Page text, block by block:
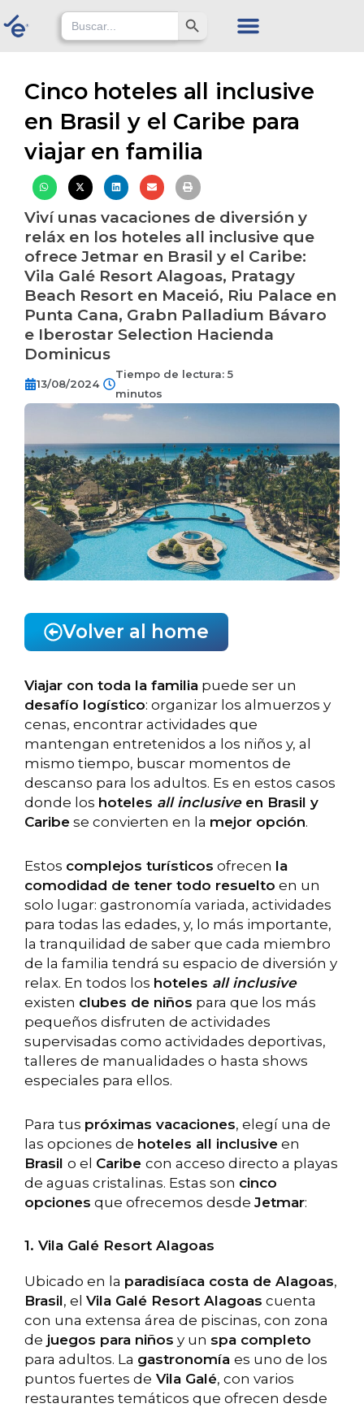
to
Search
for:
Search Button
Cinco hoteles all inclusive
en Brasil y el Caribe para
viajar en familia
Viví unas vacaciones de diversión y
reláx en los hoteles all inclusive que
ofrece Jetmar en Brasil y el Caribe:
Vila Galé Resort Alagoas, Pratagy
Beach Resort en Maceió, Riu Palace en
Punta Cana, Grabn Palladium Bávaro
e Iberostar Selection Hacienda
Dominicus
13/08/2024
Tiempo de lectura: 5
minutos
Volver al home
Viajar con toda la familia puede ser un
desafío logístico: organizar los almuerzos y
cenas, encontrar actividades que
mantengan entretenidos a los niños y, al
mismo tiempo, buscar momentos de
descanso para los adultos. Es en estos casos
donde los hoteles all inclusiveen Brasil y
Caribe se convierten en la mejor opción.
Estos complejos turísticos ofrecen la
comodidad de tener todo resuelto en un
solo lugar: gastronomía variada, actividades
para todas las edades, y, lo más importante,
la tranquilidad de saber que cada miembro
de la familia tendrá su espacio de diversión y
relax. En todos los hoteles all inclusive
existen clubes de niños para que los más
pequeños disfruten de actividades
supervisadas como actividades deportivas,
talleres de manualidades o hasta shows
especiales para ellos.
Para tus próximas vacaciones, elegí una de
las opciones de hoteles all inclusive en
Brasil o el Caribe con acceso directo a playas
de aguas cristalinas. Estas son cinco
opciones que ofrecemos desde Jetmar:
1. Vila Galé Resort Alagoas
Ubicado en la paradisíaca costa de Alagoas,
Brasil, el Vila Galé Resort Alagoas cuenta
con una extensa área de piscinas, con zona
de juegos para niños y un spa completo
para adultos. La gastronomía es uno de los
puntos fuertes de Vila Galé, con varios
restaurantes temáticos que ofrecen desde